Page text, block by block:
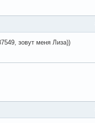
зовут меня Лиза))